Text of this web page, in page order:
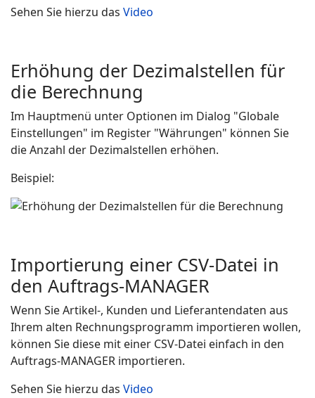
Sehen Sie hierzu das Video
Erhöhung der Dezimalstellen für
die Berechnung
Im Hauptmenü unter Optionen im Dialog "Globale
Einstellungen" im Register "Währungen" können Sie
die Anzahl der Dezimalstellen erhöhen.
Beispiel:
Importierung einer CSV-Datei in
den Auftrags-MANAGER
Wenn Sie Artikel-, Kunden und Lieferantendaten aus
Ihrem alten Rechnungsprogramm importieren wollen,
können Sie diese mit einer CSV-Datei einfach in den
Auftrags-MANAGER importieren.
Sehen Sie hierzu das Video